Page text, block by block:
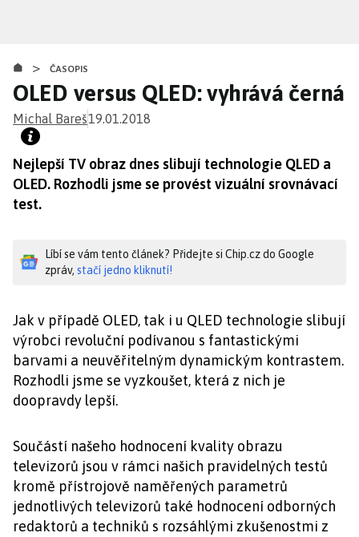
obsahu
> ČASOPIS
OLED versus QLED: vyhrává černá
Michal Bareš19.01.2018
Nejlepší TV obraz dnes slibují technologie QLED a
OLED. Rozhodli jsme se provést vizuální srovnávací
test.
Líbí se vám tento článek? Přidejte si Chip.cz do Google
zpráv, stačí jedno kliknutí!
Jak v případě OLED, tak i u QLED technologie slibují
výrobci revoluční podívanou s fantastickými
barvami a neuvěřitelným dynamickým kontrastem.
Rozhodli jsme se vyzkoušet, která z nich je
doopravdy lepší.
Součástí našeho hodnocení kvality obrazu
televizorů jsou v rámci našich pravidelných testů
kromě přístrojově naměřených parametrů
jednotlivých televizorů také hodnocení odborných
redaktorů a techniků s rozsáhlými zkušenostmi z